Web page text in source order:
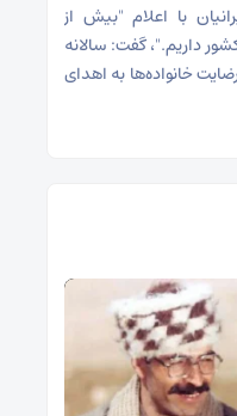
با اعلام "بیش از
داریم."، گفت: سالانه
خانواده‌ها به اهدای